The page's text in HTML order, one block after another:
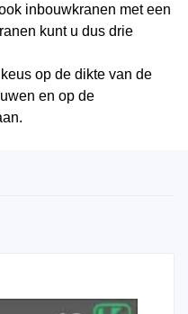
inbouwkranen met een
kunt u dus drie
op de dikte van de
en op de